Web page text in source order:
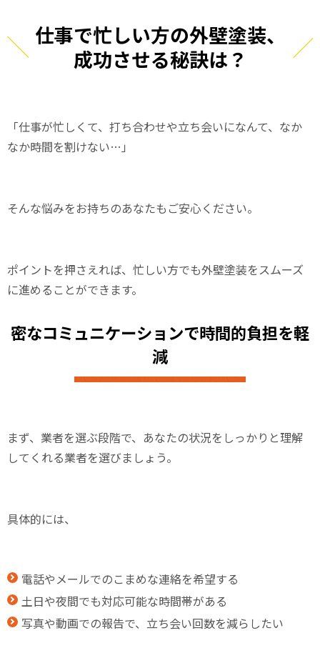
仕事で忙しい方の外壁塗装、
成功させる秘訣は？
「仕事が忙しくて、打ち合わせや立ち会いになんて、なか
なか時間を割けない…」
そんな悩みをお持ちのあなたもご安心ください。
ポイントを押さえれば、忙しい方でも外壁塗装をスムーズ
に進めることができます。
密なコミュニケーションで時間的負担を軽
減
まず、業者を選ぶ段階で、あなたの状況をしっかりと理解
してくれる業者を選びましょう。
具体的には、
電話やメールでのこまめな連絡を希望する
土日や夜間でも対応可能な時間帯がある
写真や動画での報告で、立ち会い回数を減らしたい